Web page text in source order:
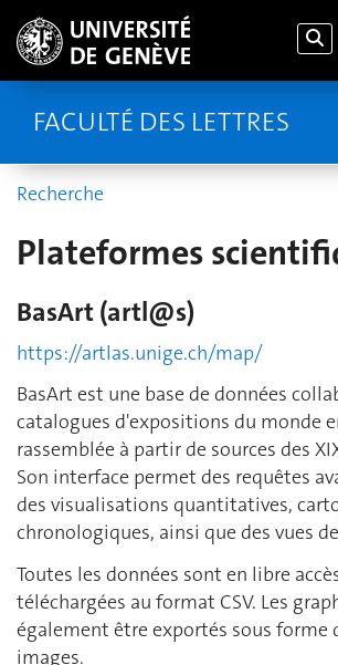
FACULTÉ DES LETTRES
Recherche
Plateformes
BasArt (artl@s)
https://artlas.unige.ch/map/
BasArt est une base de données
catalogues d'expositions du monde
rassemblée à partir de sources des
Son interface permet des requêtes
des visualisations quantitatives,
chronologiques, ainsi que des vues
Toutes les données sont en libre
téléchargées au format CSV. Les
également être exportés sous forme
images.